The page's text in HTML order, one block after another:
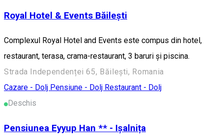
Royal Hotel & Events Băilești
Complexul Royal Hotel and Events este compus din hotel,
restaurant, terasa, crama-restaurant, 3 baruri și piscina.
Strada Independenței 65, Băilești, Romania
Cazare - Dolj Pensiune - Dolj Restaurant - Dolj
Deschis
Pensiunea Eyyup Han ** - Ișalnița